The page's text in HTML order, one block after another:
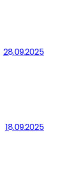
28.09.2025
18.09.2025